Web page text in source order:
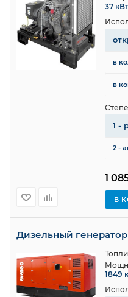
1
В
37
в
в
1 -
2 -
Дизельный
1849